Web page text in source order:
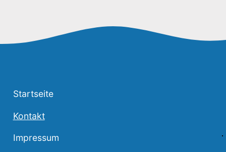
Startseite
Kontakt
Impressum